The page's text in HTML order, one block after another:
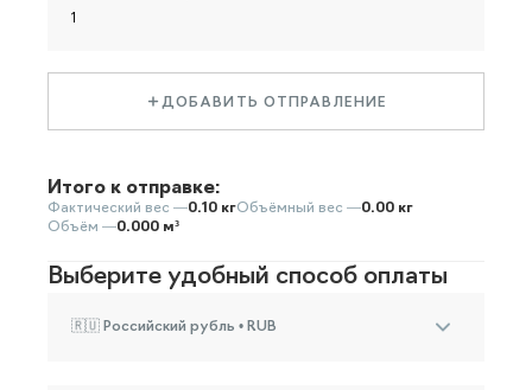
ДОБАВИТЬ ОТПРАВЛЕНИЕ
Итого к отправке:
Фактический вес —0.10 кгОбъёмный вес —0.00 кг
Объём —0.000 м³
Выберите удобный способ оплаты
🇷🇺 Российский рубль • RUB